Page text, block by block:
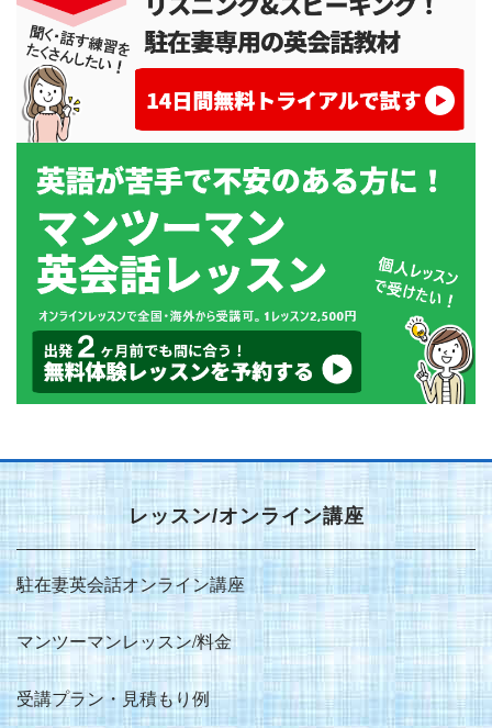
レッスン/オンライン講座
駐在妻英会話オンライン講座
マンツーマンレッスン/料金
受講プラン・見積もり例